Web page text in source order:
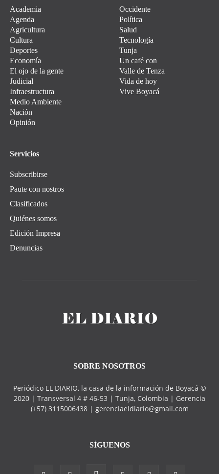
Academia
Agenda
Agricultura
Cultura
Deportes
Economía
El ojo de la gente
Judicial
Infraestructura
Medio Ambiente
Nación
Opinión
Occidente
Política
Salud
Tecnología
Tunja
Un café con
Valle de Tenza
Vida de hoy
Vive Boyacá
Servicios
Subscribirse
Paute con nostros
Clasificados
Quiénes somos
Edición Impresa
Denuncias
SOBRE NOSOTROS
Periódico EL DIARIO, la casa de la información de Boyacá ©
2020 | Transversal 4 # 46-53 | Tunja, Colombia | Gerencia
(+57) 3115006438 | gerenciaeldiario@gmail.com
SÍGUENOS